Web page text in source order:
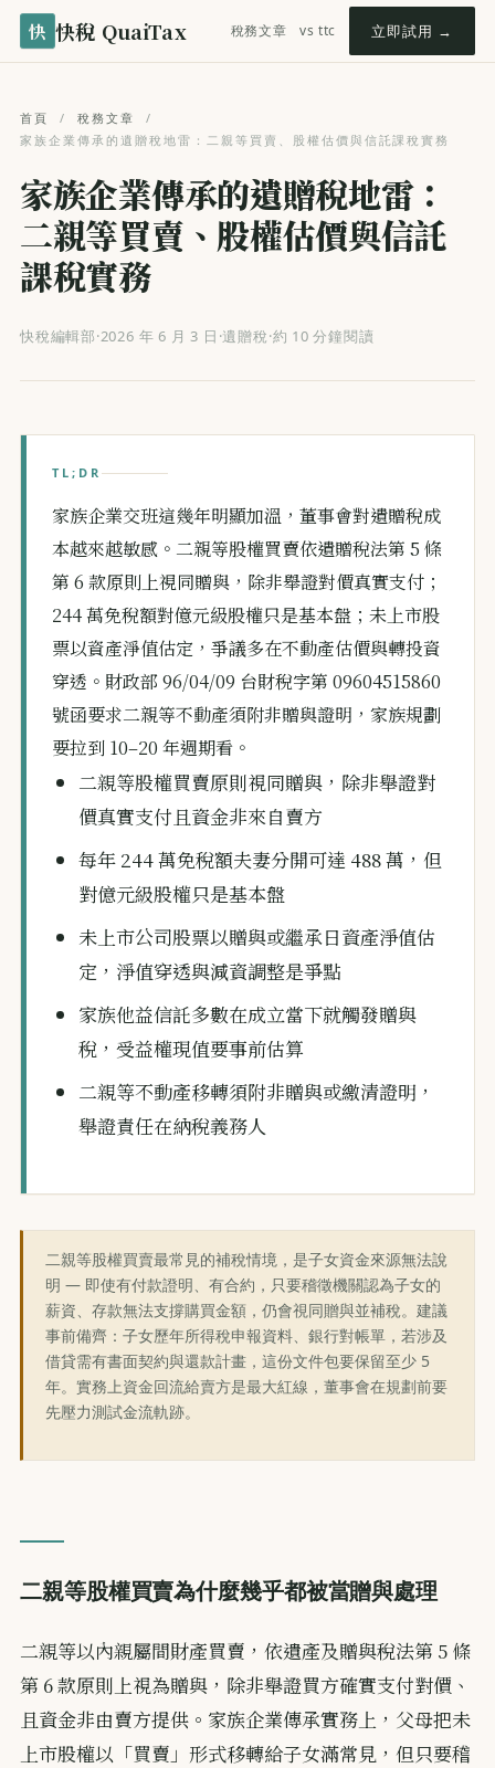
快 快稅 QuaiTax 稅務文章 vs ttc 立即試用 →
首頁 / 稅務文章
/
家族企業傳承的遺贈稅地雷：二親等買賣、股權估價與信託課稅實務
家族企業傳承的遺贈稅地雷：
二親等買賣、股權估價與信託
課稅實務
快稅編輯部·2026 年 6 月 3 日 ·遺贈稅·約 10 分鐘閱讀
TL;DR
家族企業交班這幾年明顯加溫，董事會對遺贈稅成
本越來越敏感。二親等股權買賣依遺贈稅法第 5 條
第 6 款原則上視同贈與，除非舉證對價真實支付；
244 萬免稅額對億元級股權只是基本盤；未上市股
票以資產淨值估定，爭議多在不動產估價與轉投資
穿透。財政部 96/04/09 台財稅字第 09604515860
號函要求二親等不動產須附非贈與證明，家族規劃
要拉到 10–20 年週期看。
二親等股權買賣原則視同贈與，除非舉證對
價真實支付且資金非來自賣方
每年 244 萬免稅額夫妻分開可達 488 萬，但
對億元級股權只是基本盤
未上市公司股票以贈與或繼承日資產淨值估
定，淨值穿透與減資調整是爭點
家族他益信託多數在成立當下就觸發贈與
稅，受益權現值要事前估算
二親等不動產移轉須附非贈與或繳清證明，
舉證責任在納稅義務人
二親等股權買賣最常見的補稅情境，是子女資金來源無法說
明 — 即使有付款證明、有合約，只要稽徵機關認為子女的
薪資、存款無法支撐購買金額，仍會視同贈與並補稅。建議
事前備齊：子女歷年所得稅申報資料、銀行對帳單，若涉及
借貸需有書面契約與還款計畫，這份文件包要保留至少 5
年。實務上資金回流給賣方是最大紅線，董事會在規劃前要
先壓力測試金流軌跡。
二親等股權買賣為什麼幾乎都被當贈與處理
二親等以內親屬間財產買賣，依遺產及贈與稅法第 5 條
第 6 款原則上視為贈與，除非舉證買方確實支付對價、
且資金非由賣方提供。家族企業傳承實務上，父母把未
上市股權以「買賣」形式移轉給子女滿常見，但只要稽